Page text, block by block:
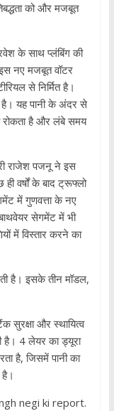
को और मजबूत
के साथ प्लंबिंग की
नए मजबूत वॉटर
से निर्मित है।
यह पानी के अंदर से
रोकता है और लंबे समय
राजेश पजनू ने इस
वर्षों के बाद ट्रूफ्लो
में गुणवत्ता के नए
सेगमेंट में भी
में विस्तार करने का
है। इसके तीन मॉडल,
और स्थायित्व
4 लेयर का ड्यूरा
है, जिसमें पानी का
है।
negi ki report.